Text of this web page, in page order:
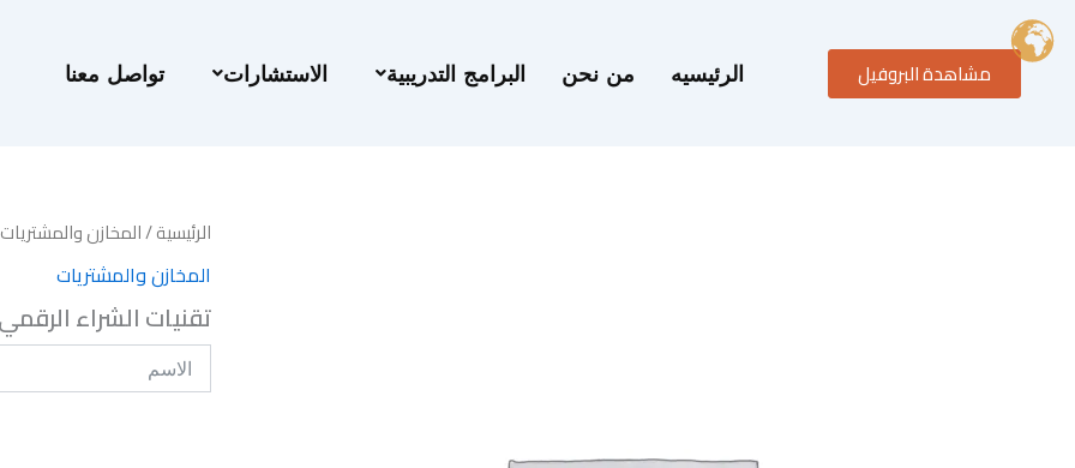
تخطي
إلى
مشاهدة البروفيل الرئيسيه من نحن البرامج التدريبية الاستشارات تواصل معنا
الرئيسية/المخازن والمشتريات
المخازن والمشتريات
تقنيات الشراء الرقمي